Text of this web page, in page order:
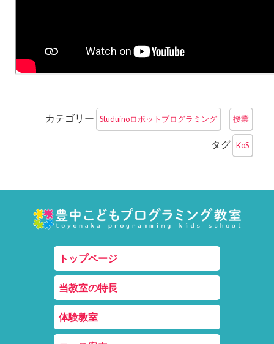
カテゴリー Studuinoロボットプログラミング 授業
タグ KoS
トップページ
当教室の特長
体験教室